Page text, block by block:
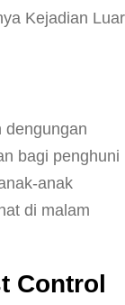
Kejadian Luar
dengungan
bagi penghuni
anak
di malam
Control